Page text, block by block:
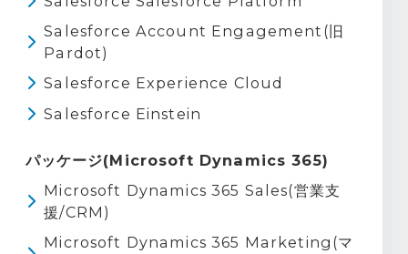
Salesforce Account Engagement(旧
Pardot)
Salesforce Experience Cloud
Salesforce Einstein
パッケージ(Microsoft Dynamics 365)
Microsoft Dynamics 365 Sales(営業支
援/CRM)
Microsoft Dynamics 365 Marketing(マ